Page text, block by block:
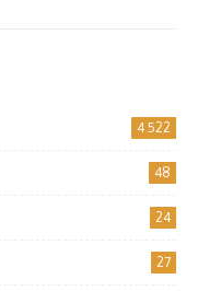
4 522
48
24
27